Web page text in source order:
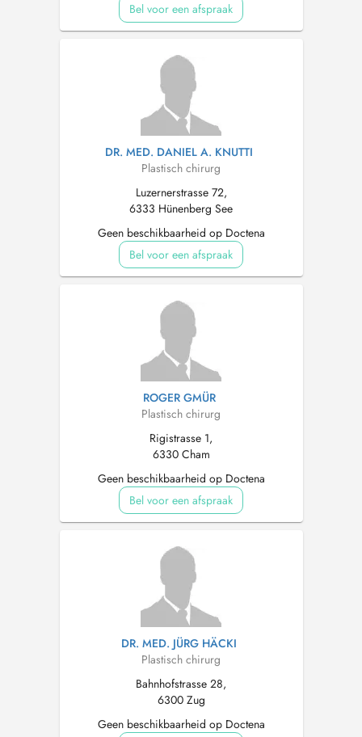
Bel voor een afspraak
DR. MED. DANIEL A. KNUTTI
Plastisch chirurg
Luzernerstrasse 72,
6333 Hünenberg See
Geen beschikbaarheid op Doctena
Bel voor een afspraak
ROGER GMÜR
Plastisch chirurg
Rigistrasse 1,
6330 Cham
Geen beschikbaarheid op Doctena
Bel voor een afspraak
DR. MED. JÜRG HÄCKI
Plastisch chirurg
Bahnhofstrasse 28,
6300 Zug
Geen beschikbaarheid op Doctena